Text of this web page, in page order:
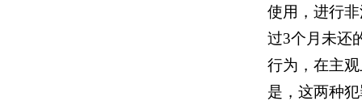
使用，进行
过3个月未还
行为，在主
是，这两种